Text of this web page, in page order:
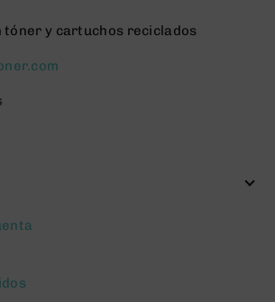
tóner y cartuchos reciclados